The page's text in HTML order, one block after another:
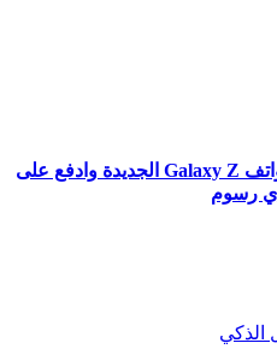
احصل على هواتف Galaxy Z الجديدة وادفع على